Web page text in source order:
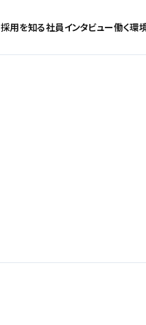
採用を知る社員インタビュー働く環